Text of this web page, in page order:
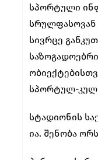
სპორტული
სრულფასოვან
სივრცე
სპორტულ-
სტადიონის
ია. შენობა